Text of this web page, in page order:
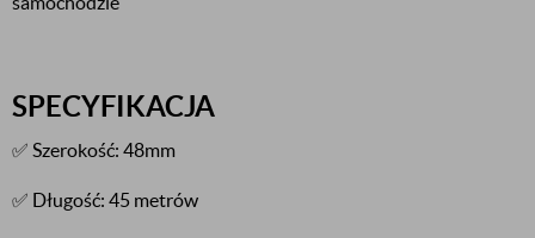
SPECYFIKACJA
✅ Szerokość: 48mm
✅ Długość: 45 metrów